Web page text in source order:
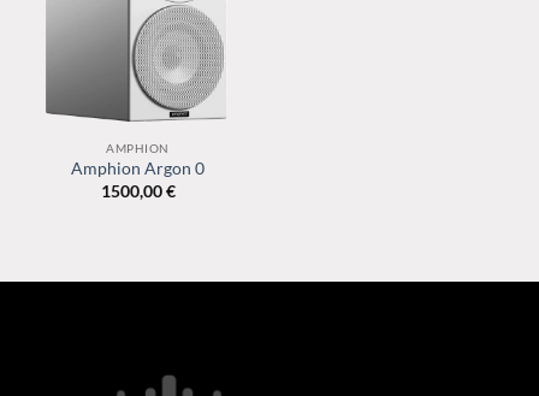
AMPHION
Amphion Argon 0
1500,00€